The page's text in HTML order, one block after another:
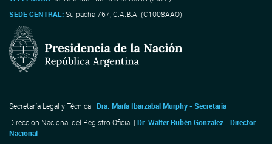
SEDE CENTRAL:Suipacha 767, C.A.B.A. (C1008AAO)
Secretaría Legal y Técnica | Dra. María Ibarzabal Murphy - Secretaria
Dirección Nacional del Registro Oficial | Dr. Walter Rubén Gonzalez - Director
Nacional